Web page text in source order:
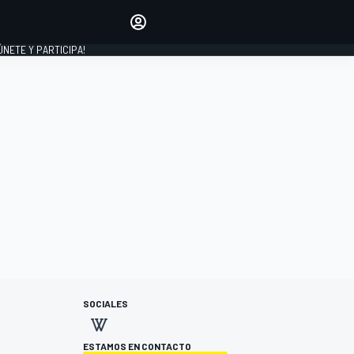
Y PARTICIPA!
SOCIALES
ESTAMOS EN CONTACTO